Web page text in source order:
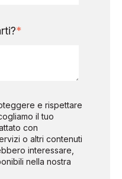
*
e rispettare
il tuo
con
o altri contenuti
interessare,
nella nostra